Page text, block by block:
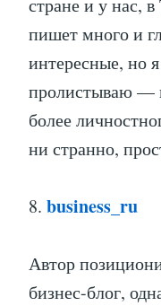
стране и у нас,
пишет много и
интересные, но
пролистываю —
более
ни странно,
8. business_ru
Автор
бизнес-блог,